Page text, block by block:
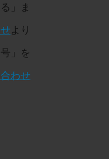
」ま
より
」を
わせ